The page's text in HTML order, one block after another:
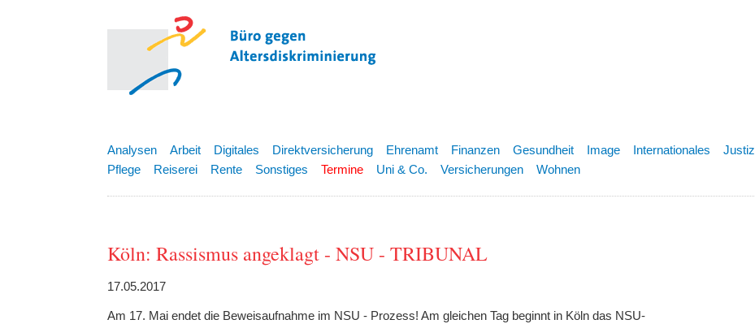
Analysen Arbeit Digitales Direktversicherung Ehrenamt Finanzen Gesundheit Image Internationales Justiz
Pflege
Reiserei Rente Sonstiges Termine Uni & Co. Versicherungen Wohnen
Köln: Rassismus angeklagt - NSU - TRIBUNAL
17.05.2017
Am 17. Mai endet die Beweisaufnahme im NSU - Prozess! Am gleichen Tag beginnt in Köln das NSU-